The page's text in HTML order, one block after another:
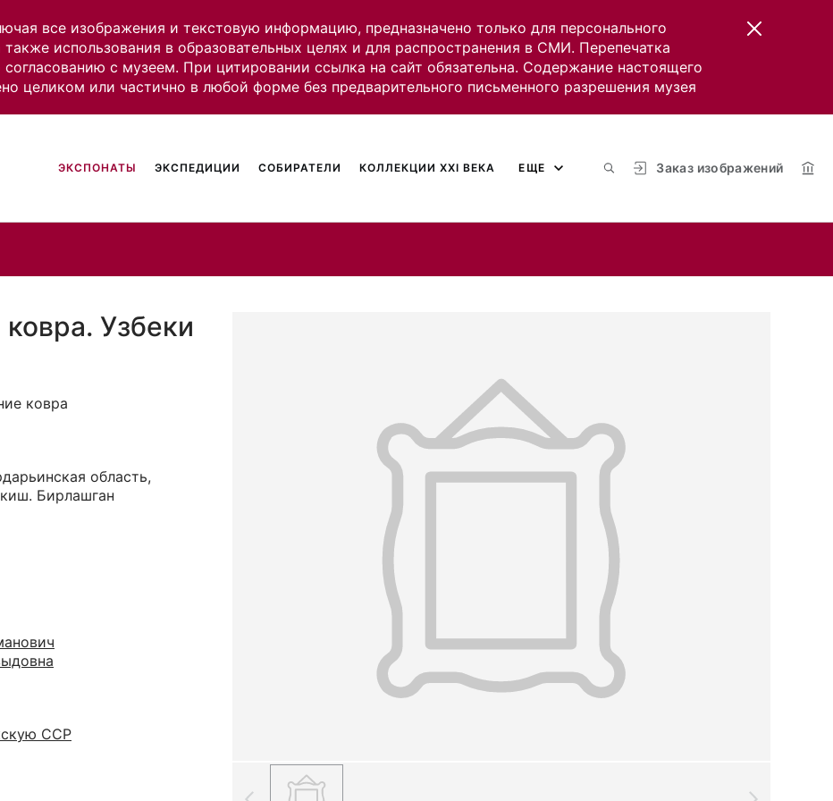
все изображения и текстовую информацию, предназначено только для персонального
использования в образовательных целях и для распространения в СМИ. Перепечатка
с музеем. При цитировании ссылка на сайт обязательна. Содержание настоящего
целиком или частично в любой форме без предварительного письменного разрешения музея
Заказ изображений
ЭКСПОНАТЫ ЭКСПЕДИЦИИ СОБИРАТЕЛИ КОЛЛЕКЦИИ XXI ВЕКА ЕЩЕ
Узбеки
ковра
область,
Бирлашган
ССР